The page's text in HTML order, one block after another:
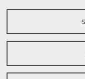
Sito istituzionale